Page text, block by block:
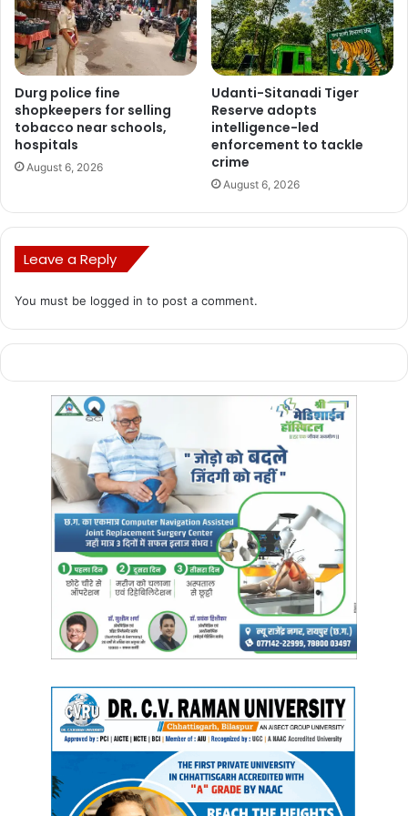
करा सकें। इन सारी बातों को ध्यान में रखते हुए पुलिस मुख्यालय में लिस्ट का काम
अंतिम चरण पर है।
बस्तर IG सुंदरराज पी को बदले जाने की चर्चा है। उन्हें बस्तर में इस पद की
जिम्मेदारी निभाते लंबा समय हो गया है।
बस्तर बनी सबसे बड़ी चुनौती
दंतेवाड़ा के अरनपुर में हुए नक्सल हमले के बाद राज्य सरकार के लिए सबसे बड़ी
चुनौती बस्तर संभाग ही है। क्योंकि ट्रांसफर लिस्ट में जिन अधिकारियों का नाम
सुंदराज पी लंबे समय से बस्तर संभाग की कमान सम्भाल रहे हैं। दो टर्म में उन्हें
की जानकारी उन्हें है।वे DIG के रूप में भी लंबे समय तक बस्तर में रहे हैं। कुछ
समय के लिए उन्हे बस्तर संभाग से मुख्यालय बुलाया गया था लेकिन बाद में फिर उन्हें
बस्तर की कमान सौंप दी गयी। कांग्रेस सरकार के टर्म में सुंदरराज पी को बस्तर
संभाग में तीन साल से ज्यादा का वक्त होने वाला है। अगर सरकार इन्हें नहीं बदलती
तो चुनाव आते तक आयोग उन्हें बदल देगा। यही वजह है कि उनकी जगह सरकार
किसी और की पोस्टिंग सोच रही है। हाल ही में दंतेवाड़ा में बड़ा नक्सल हमला हुआ है
और यहां चुनाव करीब आते ही नक्सलियों की धमकियां और पोस्टर दिखाई देने लगते
ऐसे में बस्तर को समझने वाले किसी अधिकारी को ही यहां की कमान दी जा सकती
है, क्योंकि सरकार भी ये नहीं चाहेगी कि चुनावी साल में फिर कोई ऐसी घटना हो
कमान सौंपने की जगह बस्तर में पहले काम कर चुके IPS अधिकारी को ही यहां की
कमान दी जा सकती है। इसमें पहला नाम पीटीएस चंद्रखुरी के प्रमुख रतन लाल
डांगी का है। उन्होंने बस्तर में पहले बेहतर काम किया है।
Durg police fine
shopkeepers for selling
tobacco near schools,
hospitals
August 6, 2026
Udanti-Sitanadi Tiger
Reserve adopts
intelligence-led
enforcement to tackle
crime
August 6, 2026
Leave a Reply
You must be logged in to post a comment.